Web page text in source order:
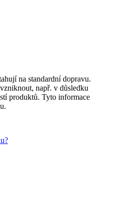
na standardní dopravu.
např. v důsledku
produktů. Tyto informace